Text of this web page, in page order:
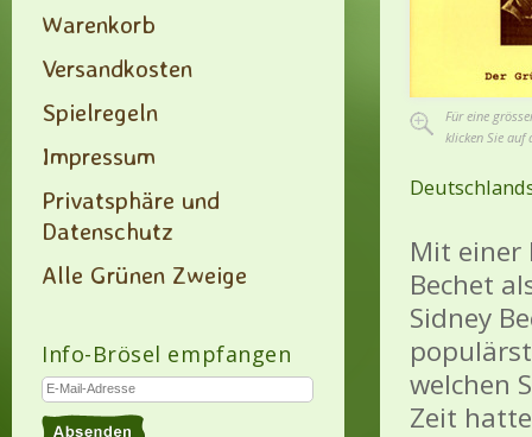
Warenkorb
Versandkosten
Spielregeln
Impressum
Privatsphäre und
Datenschutz
Alle Grünen Zweige
Info-Brösel empfangen
Für eine
klicken Sie auf
Mit einer
Bechet
Sidney
welchen
Zeit